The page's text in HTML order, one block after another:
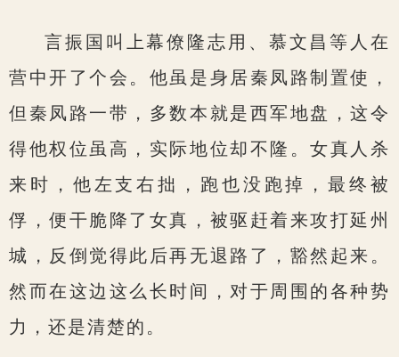
言振国叫上幕僚隆志用、慕文昌等人在
营中开了个会。他虽是身居秦凤路制置使，
但秦凤路一带，多数本就是西军地盘，这令
得他权位虽高，实际地位却不隆。女真人杀
来时，他左支右拙，跑也没跑掉，最终被
俘，便干脆降了女真，被驱赶着来攻打延州
城，反倒觉得此后再无退路了，豁然起来。
然而在这边这么长时间，对于周围的各种势
力，还是清楚的。